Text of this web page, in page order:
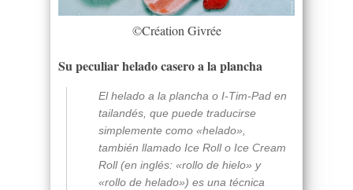
©Création Givrée
Su peculiar helado casero a la plancha
El helado a la plancha o I-Tim-Pad en
tailandés, que puede traducirse
simplemente como «helado»,
también llamado Ice Rollo Ice Cream
Roll(en inglés: «rollo de hielo» y
«rollo de helado») es una técnica